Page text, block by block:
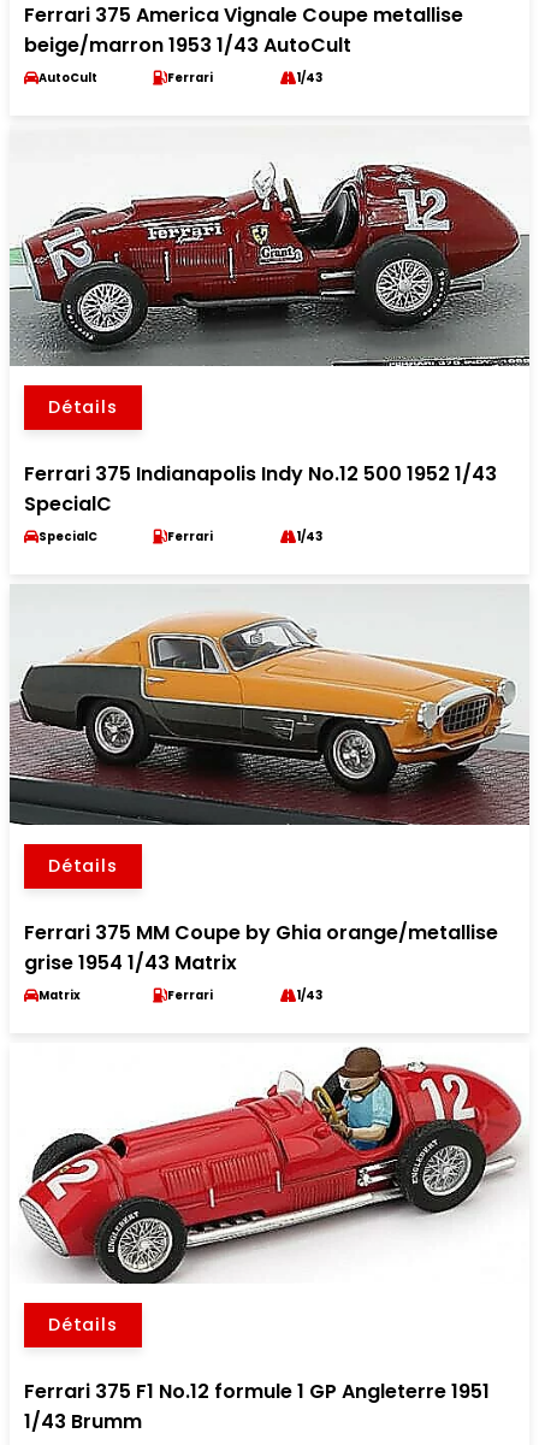
Ferrari 375 America Vignale Coupe metallise
beige/marron 1953 1/43 AutoCult
AutoCult Ferrari 1/43
Détails
Ferrari 375 Indianapolis Indy No.12 500 1952 1/43
SpecialC
SpecialC Ferrari 1/43
Détails
Ferrari 375 MM Coupe by Ghia orange/metallise
grise 1954 1/43 Matrix
Matrix Ferrari 1/43
Détails
Ferrari 375 F1 No.12 formule 1 GP Angleterre 1951
1/43 Brumm